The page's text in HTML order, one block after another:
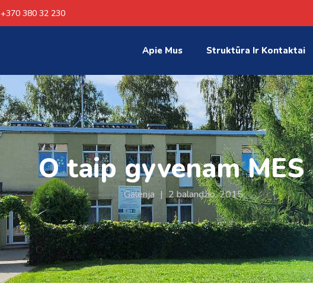
+370 380 32 230
Apie Mus Struktūra Ir Kontaktai
O taip gyvenam MES
Galerija | 2 balandžio, 2015